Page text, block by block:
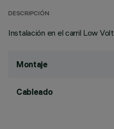
DESCRIPCIÓN
Instalación en el carril Low
Montaje
Cableado